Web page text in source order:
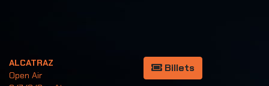
ALCATRAZ
Open Air
Billets